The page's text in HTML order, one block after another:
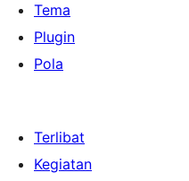
Tema
Plugin
Pola
Terlibat
Kegiatan